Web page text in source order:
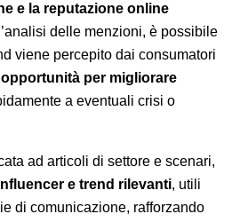
e la reputazione online
delle menzioni, è possibile
viene percepito dai consumatori
opportunità per migliorare
a eventuali crisi o
ad articoli di settore e scenari,
e trend rilevanti, utili
di comunicazione, rafforzando